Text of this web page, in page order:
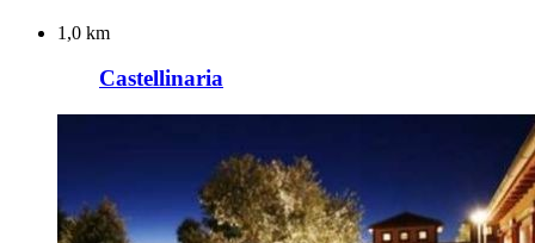
1,0 km
Castellinaria